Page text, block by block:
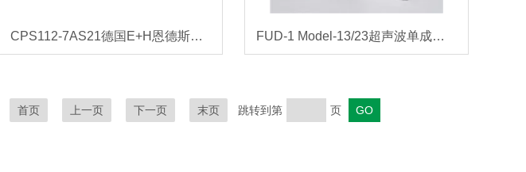
CPS112-7AS21德国E+H恩德斯豪斯 FUD-1 Model-13/23超声波单成分浓度计
首页 上一页 下一页 末页 跳转到第 页